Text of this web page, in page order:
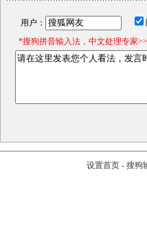
用户：
*搜狗拼音输入法，中文处理专家>>
设置首页- 搜狗